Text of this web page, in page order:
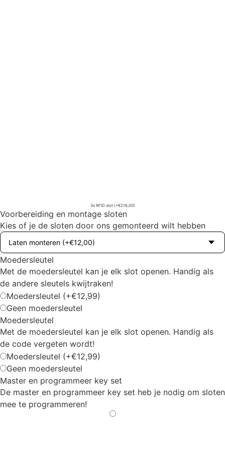
3x RFID slot (+€216,00)
Voorbereiding en montage sloten
Kies of je de sloten door ons gemonteerd wilt hebben
Moedersleutel
Met de moedersleutel kan je elk slot openen. Handig als
de andere sleutels kwijtraken!
Moedersleutel (+€12,99)
Geen moedersleutel
Moedersleutel
Met de moedersleutel kan je elk slot openen. Handig als
de code vergeten wordt!
Moedersleutel (+€12,99)
Geen moedersleutel
Master en programmeer key set
De master en programmeer key set heb je nodig om sloten
mee te programmeren!